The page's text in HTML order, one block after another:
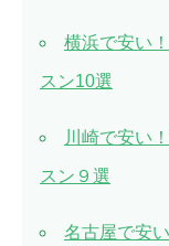
横浜で安い
スン10選
川崎で安い
スン９選
名古屋で安